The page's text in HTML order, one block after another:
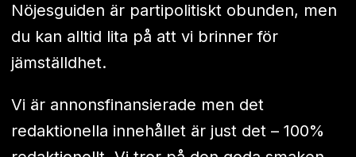
Nöjesguiden är partipolitiskt obunden, men
du kan alltid lita på att vi brinner för
jämställdhet.
Vi är annonsfinansierade men det
redaktionella innehållet är just det – 100%